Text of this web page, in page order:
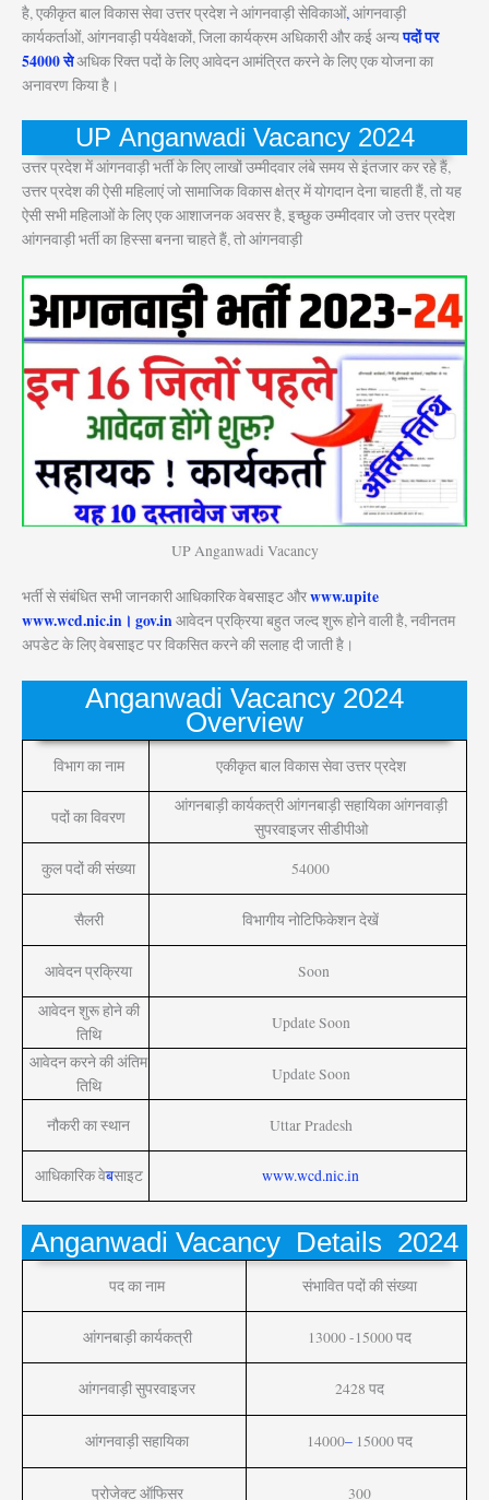
है, एकीकृत बाल विकास सेवा उत्तर प्रदेश ने आंगनवाड़ी सेविकाओं, आंगनवाड़ी
कार्यकर्ताओं, आंगनवाड़ी पर्यवेक्षकों, जिला कार्यक्रम अधिकारी और कई अन्यपदों पर
54000 सेअधिक रिक्त पदों के लिए आवेदन आमंत्रित करने के लिए एक योजना का
अनावरण किया है।
UP Anganwadi Vacancy 2024
उत्तर प्रदेश में आंगनवाड़ी भर्ती के लिए लाखों उम्मीदवार लंबे समय से इंतजार कर रहे हैं,
उत्तर प्रदेश की ऐसी महिलाएं जो सामाजिक विकास क्षेत्र में योगदान देना चाहती हैं, तो यह
ऐसी सभी महिलाओं के लिए एक आशाजनक अवसर है, इच्छुक उम्मीदवार जो उत्तर प्रदेश
आंगनवाड़ी भर्ती का हिस्सा बनना चाहते हैं, तो आंगनवाड़ी
UP Anganwadi Vacancy
भर्ती से संबंधित सभी जानकारी आधिकारिक वेबसाइट औरwww.upite
www.wcd.nic.in। gov.inआवेदन प्रक्रिया बहुत जल्द शुरू होने वाली है, नवीनतम
अपडेट के लिए वेबसाइट पर विकसित करने की सलाह दी जाती है।
Anganwadi Vacancy 2024
Overview
विभाग का नाम एकीकृत बाल विकास सेवा उत्तर प्रदेश
पदों का विवरण
आंगनबाड़ी कार्यकत्री आंगनबाड़ी सहायिका आंगनवाड़ी
सुपरवाइजर सीडीपीओ
कुल पदों की संख्या
54000
सैलरी विभागीय नोटिफिकेशन देखें
आवेदन प्रक्रिया
Soon
आवेदन शुरू होने की
तिथि
Update Soon
आवेदन करने की अंतिम
तिथि
Update Soon
नौकरी का स्थान Uttar Pradesh
आधिकारिक वेबसाइट www.wcd.nic.in
Anganwadi Vacancy Details 2024
पद का नाम संभावित पदों की संख्या
आंगनबाड़ी कार्यकत्री 13000 -15000 पद
आंगनवाड़ी सुपरवाइजर 2428 पद
आंगनवाड़ी सहायिका 14000–15000 पद
प्रोजेक्ट ऑफिसर 300